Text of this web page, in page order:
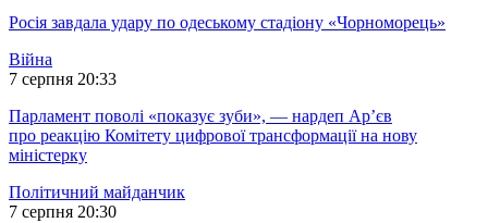
Росія завдала удару по одеському стадіону «Чорноморець»
Війна
7 серпня 20:33
Парламент поволі «показує зуби», — нардеп Ар’єв
про реакцію Комітету цифрової трансформації на нову
міністерку
Політичний майданчик
7 серпня 20:30